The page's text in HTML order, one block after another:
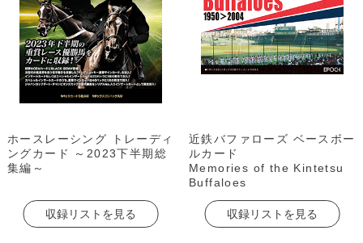
ホースレーシング トレーディ
ングカード ～2023下半期総
集編～
収録リストを見る
近鉄バファローズ ベースボー
ルカード
Memories of the Kintetsu
Buffaloes
収録リストを見る